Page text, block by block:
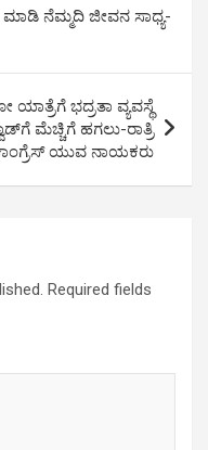
ನೆಮ್ಮದಿ ಜೀವನ ಸಾಧ್ಯ-
ಭದ್ರತಾ ವ್ಯವಸ್ಥೆ
ಮೆಚ್ಚಿಗೆ ಹಗಲು-ರಾತ್ರಿ
ಯುವ ನಾಯಕರು
Required fields